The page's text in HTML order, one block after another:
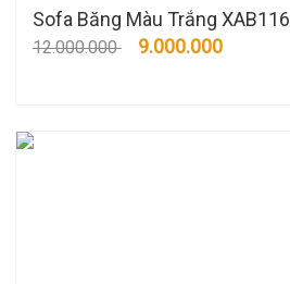
Sofa Băng Màu Trắng XAB116
12.000.000 9.000.000